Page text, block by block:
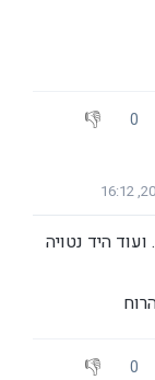
0
היד נטויה
0